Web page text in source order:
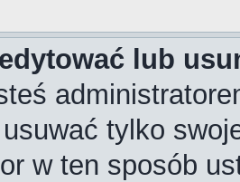
lub
tylko
w ten sposób